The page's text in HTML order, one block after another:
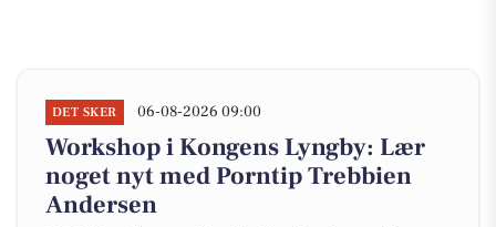
DET SKER 06-08-2026 09:00
Workshop i Kongens Lyngby: Lær
noget nyt med Porntip Trebbien
Andersen